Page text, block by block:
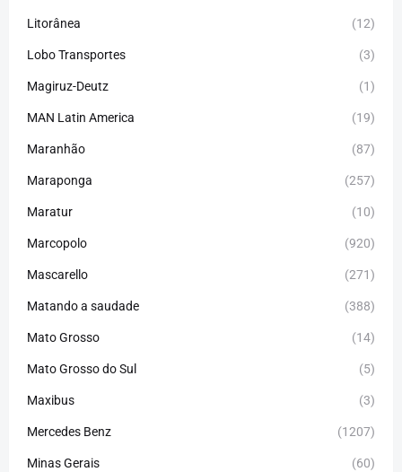
Litorânea (12)
Lobo Transportes (3)
Magiruz-Deutz (1)
MAN Latin America (19)
Maranhão (87)
Maraponga (257)
Maratur (10)
Marcopolo (920)
Mascarello (271)
Matando a saudade (388)
Mato Grosso (14)
Mato Grosso do Sul (5)
Maxibus (3)
Mercedes Benz (1207)
Minas Gerais (60)